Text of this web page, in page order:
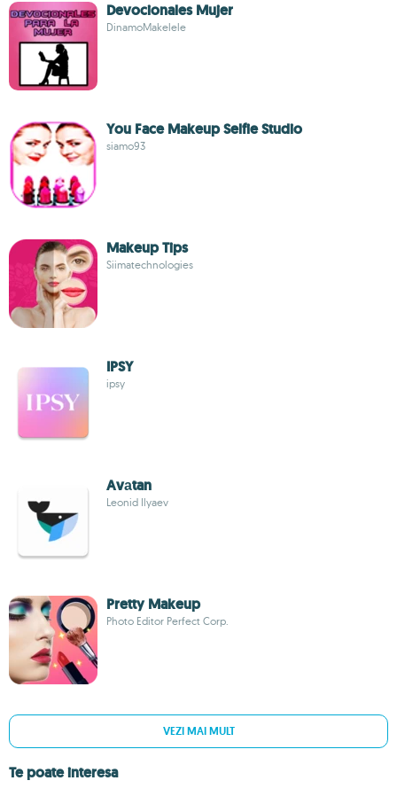
Devocionales Mujer
DinamoMakelele
You Face Makeup Selfie Studio
siamo93
Makeup Tips
Siimatechnologies
IPSY
ipsy
Avаtan
Leonid Ilyaev
Pretty Makeup
Photo Editor Perfect Corp.
VEZI MAI MULT
Te poate interesa